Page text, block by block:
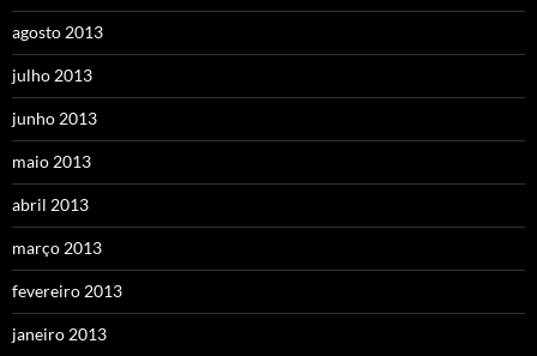
agosto 2013
julho 2013
junho 2013
maio 2013
abril 2013
março 2013
fevereiro 2013
janeiro 2013